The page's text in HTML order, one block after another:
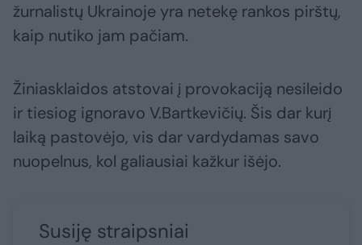
žurnalistų Ukrainoje yra netekę rankos pirštų,
kaip nutiko jam pačiam.
Žiniasklaidos atstovai į provokaciją nesileido
ir tiesiog ignoravo V.Bartkevičių. Šis dar kurį
laiką pastovėjo, vis dar vardydamas savo
nuopelnus, kol galiausiai kažkur išėjo.
Susiję straipsniai